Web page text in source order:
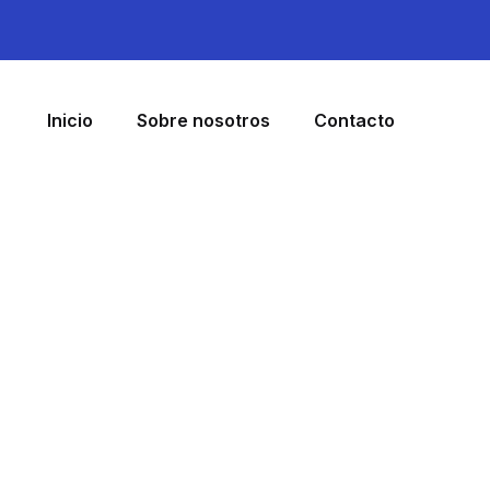
Inicio Sobre nosotros Contacto